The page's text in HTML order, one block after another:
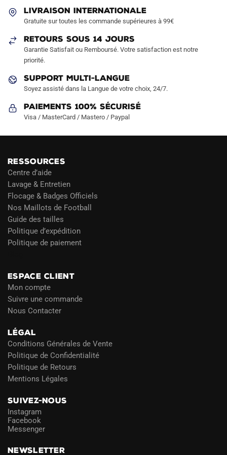
LIVRAISON INTERNATIONALE
Gratuite sur toutes les commande supérieures à 99€
RETOURS SOUS 14 JOURS
Garantie Satisfait ou Remboursé. Votre satisfaction est notre
priorité.
SUPPORT MULTI-LANGUE
Soyez assisté dans la Langue de votre choix, 24/7.
Paiements 100% Sécurisé
Visa / MasterCard / Mastero / Paypal
RESSOURCES
Centre d’aide
Lavage & Entretien
Flocage & Badges Officiels
Nos Maillots de Football
Guide des tailles
Politique d’expédition
Politique de paiement
ESPACE CLIENT
Mon compte
Suivre une commande
Nous Contacter
LÉGAL
Conditions Générales de Vente
Politique de Confidentialité
Politique de Retours
Mentions Légales
SUIVEZ-NOUS
Instagram
Facebook
Messenger
NEWSLETTER